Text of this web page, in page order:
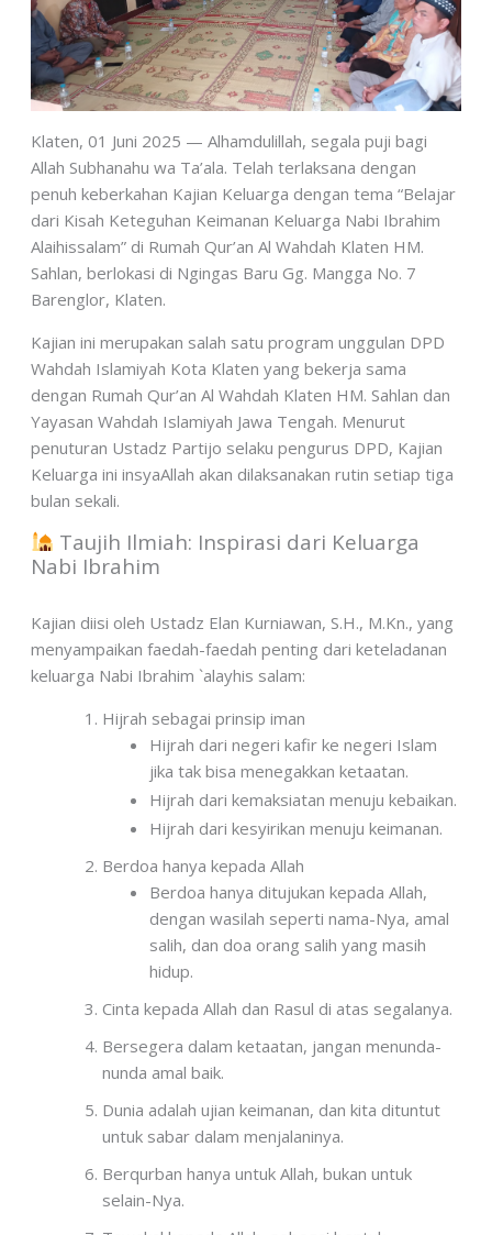
Klaten, 01 Juni 2025 — Alhamdulillah, segala puji bagi
Allah Subhanahu wa Ta’ala. Telah terlaksana dengan
penuh keberkahan Kajian Keluarga dengan tema “Belajar
dari Kisah Keteguhan Keimanan Keluarga Nabi Ibrahim
Alaihissalam” di Rumah Qur’an Al Wahdah Klaten HM.
Sahlan, berlokasi di Ngingas Baru Gg. Mangga No. 7
Barenglor, Klaten.
Kajian ini merupakan salah satu program unggulan DPD
Wahdah Islamiyah Kota Klaten yang bekerja sama
dengan Rumah Qur’an Al Wahdah Klaten HM. Sahlan dan
Yayasan Wahdah Islamiyah Jawa Tengah. Menurut
penuturan Ustadz Partijo selaku pengurus DPD, Kajian
Keluarga ini insyaAllah akan dilaksanakan rutin setiap tiga
bulan sekali.
Taujih Ilmiah: Inspirasi dari Keluarga
Nabi Ibrahim
Kajian diisi oleh Ustadz Elan Kurniawan, S.H., M.Kn., yang
menyampaikan faedah-faedah penting dari keteladanan
keluarga Nabi Ibrahim `alayhis salam:
Hijrah sebagai prinsip iman
Hijrah dari negeri kafir ke negeri Islam
jika tak bisa menegakkan ketaatan.
Hijrah dari kemaksiatan menuju kebaikan.
Hijrah dari kesyirikan menuju keimanan.
Berdoa hanya kepada Allah
Berdoa hanya ditujukan kepada Allah,
dengan wasilah seperti nama-Nya, amal
salih, dan doa orang salih yang masih
hidup.
Cinta kepada Allah dan Rasul di atas segalanya.
Bersegera dalam ketaatan, jangan menunda-
nunda amal baik.
Dunia adalah ujian keimanan, dan kita dituntut
untuk sabar dalam menjalaninya.
Berqurban hanya untuk Allah, bukan untuk
selain-Nya.